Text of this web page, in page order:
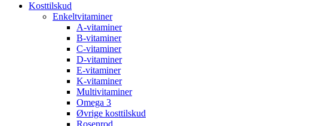
Kosttilskud
Enkeltvitaminer
A-vitaminer
B-vitaminer
C-vitaminer
D-vitaminer
E-vitaminer
K-vitaminer
Multivitaminer
Omega 3
Øvrige kosttilskud
Rosenrod